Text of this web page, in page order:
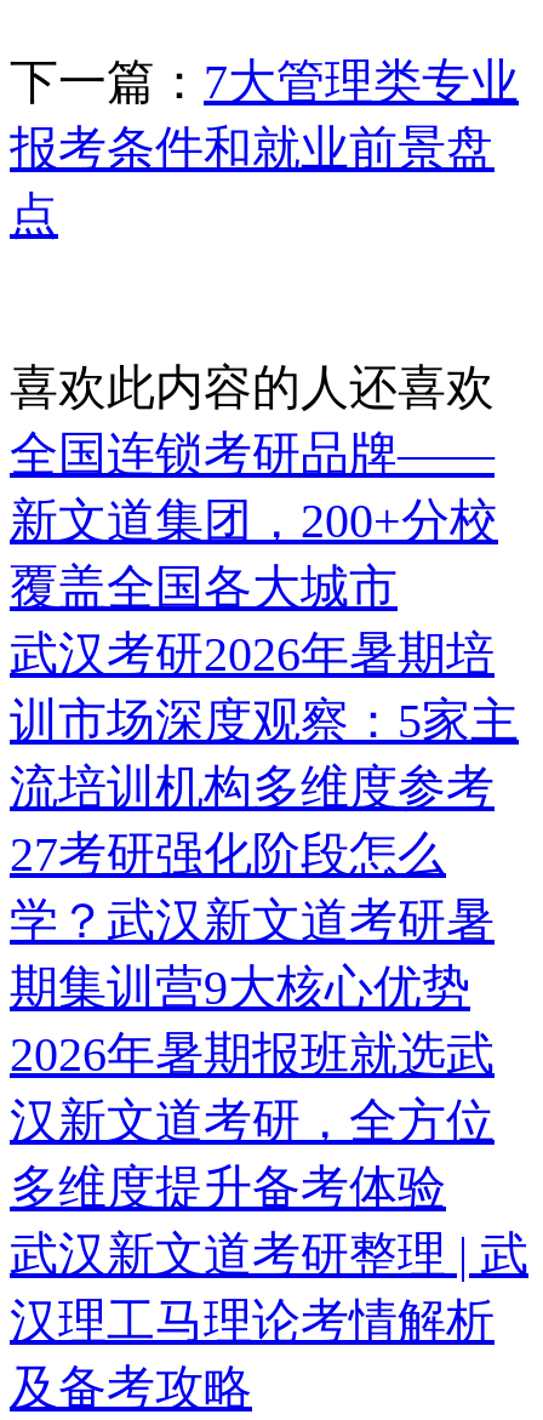
下一篇： 7大管理类专业
报考条件和就业前景盘
点
喜欢此内容的人还喜欢
全国连锁考研品牌——
新文道集团，200+分校
覆盖全国各大城市
武汉考研2026年暑期培
训市场深度观察：5家主
流培训机构多维度参考
27考研强化阶段怎么
学？武汉新文道考研暑
期集训营9大核心优势
2026年暑期报班就选武
汉新文道考研，全方位
多维度提升备考体验
武汉新文道考研整理 | 武
汉理工马理论考情解析
及备考攻略